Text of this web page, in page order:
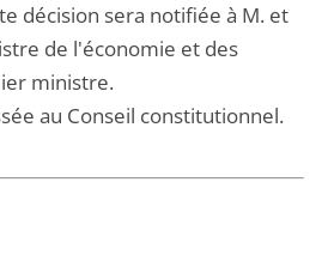
décision sera notifiée à M. et
de l'économie et des
ministre.
au Conseil constitutionnel.